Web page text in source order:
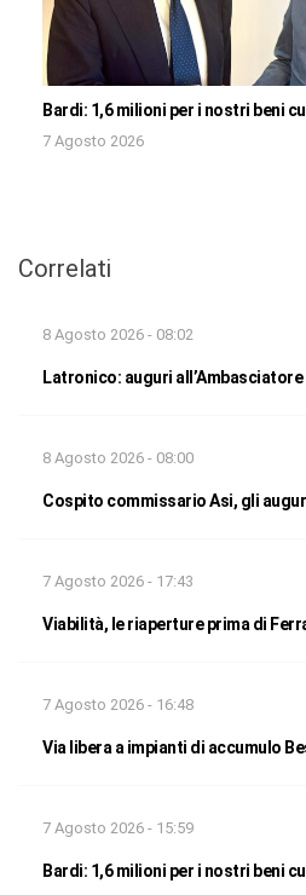
Bardi: 1,6 milioni per i nostri beni
7 Agosto 2026
Correlati
8 Agosto 2026 - 08:02
Latronico: auguri
8 Agosto 2026 - 08:00
Cospito commissario Asi, gli
7 Agosto 2026 - 17:43
Viabilità, le riaperture prima di
7 Agosto 2026 - 16:48
Via libera a impianti di accumulo
7 Agosto 2026 - 15:59
Bardi: 1,6 milioni per i nostri beni